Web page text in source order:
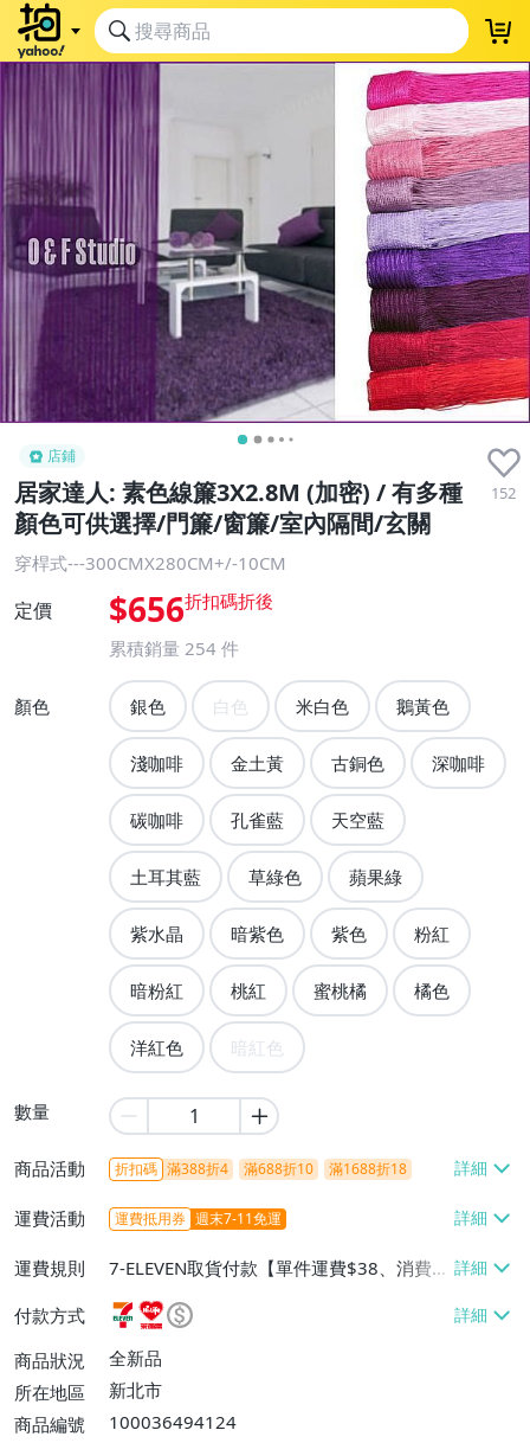
店鋪
居家達人: 素色線簾3X2.8M (加密) / 有多種
顏色可供選擇/門簾/窗簾/室內隔間/玄關
152
穿桿式---300CMX280CM+/-10CM
定價 $656
累積銷量 254 件
顏色 銀色 白色 米白色 鵝黃色
淺咖啡 金土黃 古銅色 深咖啡
碳咖啡 孔雀藍 天空藍
土耳其藍 草綠色 蘋果綠
紫水晶 暗紫色 紫色 粉紅
暗粉紅 桃紅 蜜桃橘 橘色
洋紅色 暗紅色
數量
商品活動 折扣碼 滿388折4 滿688折10 滿1688折18
運費活動 運費抵用券 週末7-11免運
運費規則
7-ELEVEN取貨付款【單件運費$38、消費滿
$499免運費】、萊爾富取貨付款【單件運
費$60、消費滿$499免運費】、郵局掛號
【單件運費$80、消費滿$1500免運費】、
離島配送【單件運費$100、消費滿$1500
付款方式
商品狀況
全新品
所在地區
新北市
商品編號
100036494124